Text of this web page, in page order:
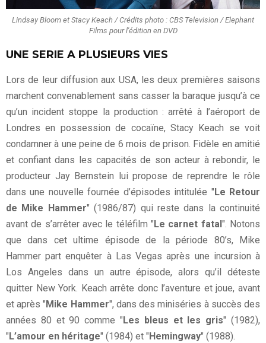
Lindsay Bloom et Stacy Keach / Crédits photo : CBS Television / Elephant
Films pour l'édition en DVD
UNE SERIE A PLUSIEURS VIES
Lors de leur diffusion aux USA, les deux premières saisons
marchent convenablement sans casser la baraque jusqu’à ce
qu’un incident stoppe la production : arrêté à l’aéroport de
Londres en possession de cocaïne, Stacy Keach se voit
condamner à une peine de 6 mois de prison. Fidèle en amitié
et confiant dans les capacités de son acteur à rebondir, le
producteur Jay Bernstein lui propose de reprendre le rôle
dans une nouvelle fournée d’épisodes intitulée "Le Retour
de Mike Hammer" (1986/87) qui reste dans la continuité
avant de s’arrêter avec le téléfilm "Le carnet fatal". Notons
que dans cet ultime épisode de la période 80’s, Mike
Hammer part enquêter à Las Vegas après une incursion à
Los Angeles dans un autre épisode, alors qu’il déteste
quitter New York. Keach arrête donc l’aventure et joue, avant
et après "Mike Hammer", dans des miniséries à succès des
années 80 et 90 comme "Les bleus et les gris" (1982),
"L’amour en héritage" (1984) et "Hemingway" (1988).